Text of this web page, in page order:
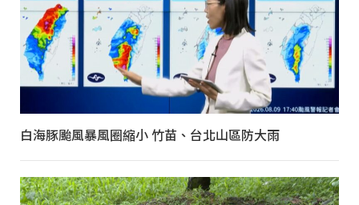
白海豚颱風暴風圈縮小 竹苗、台北山區防大雨